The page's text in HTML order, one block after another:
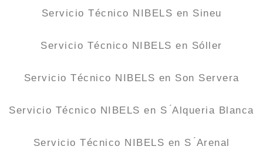
Servicio Técnico NIBELS en Sineu
Servicio Técnico NIBELS en Sóller
Servicio Técnico NIBELS en Son Servera
Servicio Técnico NIBELS en S ́Alqueria Blanca
Servicio Técnico NIBELS en S ́Arenal